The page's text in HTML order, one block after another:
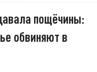
пощёчины:
обвиняют в